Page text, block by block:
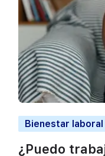
Bienestar laboral
¿Puedo